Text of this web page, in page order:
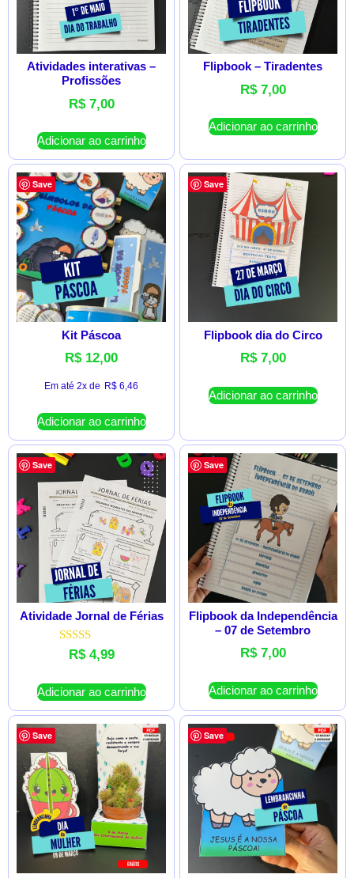
Atividades interativas –
Profissões
R$7,00
Adicionar ao carrinho
Flipbook – Tiradentes
R$7,00
Adicionar ao carrinho
Save
Kit Páscoa
R$12,00
Em até 2x de R$ 6,46
Adicionar ao carrinho
Save
Flipbook dia do Circo
R$7,00
Adicionar ao carrinho
Save
Atividade Jornal de Férias
Avaliação
5.00
R$4,99
Adicionar ao carrinho
Save
Flipbook da Independência
– 07 de Setembro
R$7,00
Adicionar ao carrinho
Save Save